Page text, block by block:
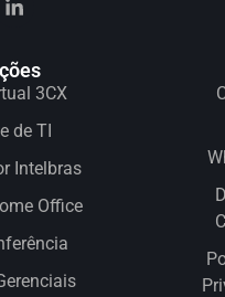
3CX
de TI
Intelbras
Office